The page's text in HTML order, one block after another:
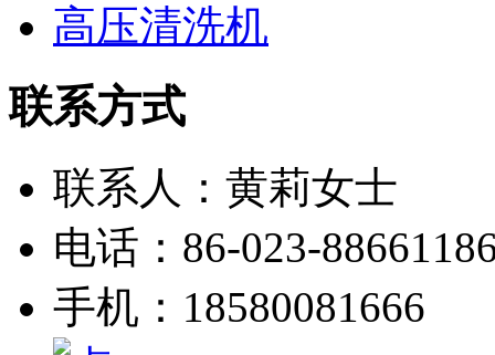
高压清洗机
联系方式
联系人：黄莉女士
电话：86-023-
手机：18580081666